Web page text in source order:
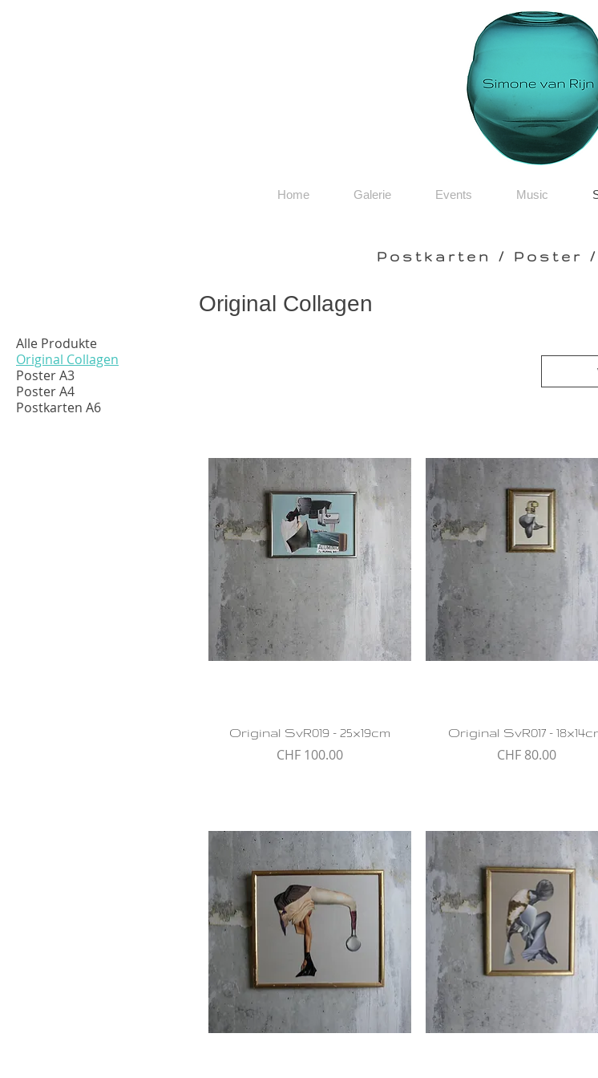
Home Galerie Events Music
Postkarten / Poster
Original Collagen
Alle Produkte
Original Collagen
Poster A3
Poster A4
Postkarten A6
Original SvR019 - 25x19cm
Preis
CHF 100.00
Original SvR017 -
Preis
CHF 80.00